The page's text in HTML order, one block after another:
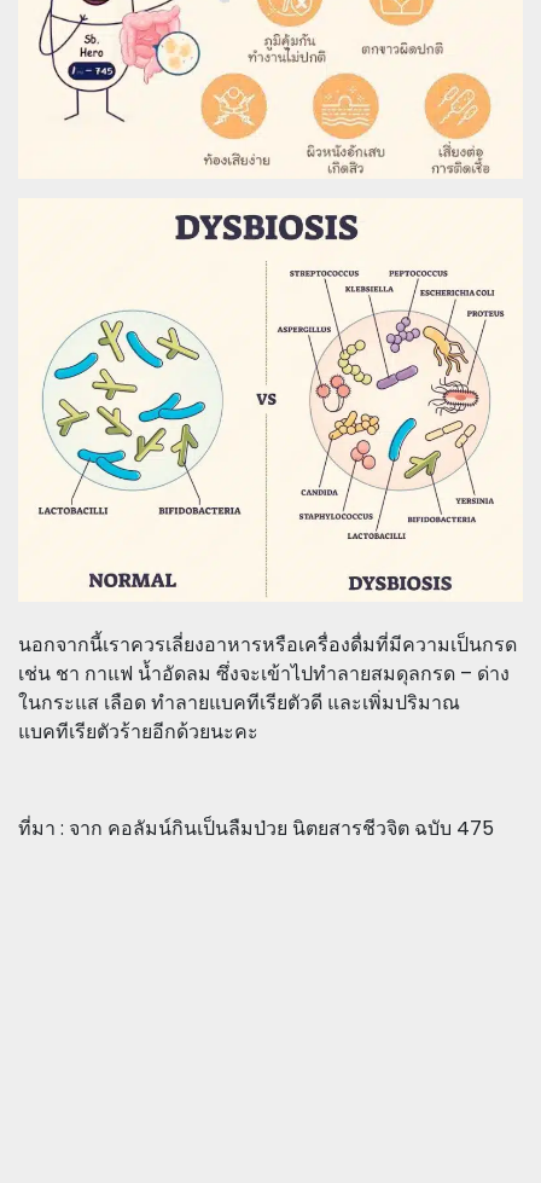
นอกจากนี้เราควรเลี่ยงอาหารหรือเครื่องดื่มที่มีความเป็นกรด
เช่น ชา กาแฟ น้ำอัดลม ซึ่งจะเข้าไปทำลายสมดุลกรด – ด่าง
ในกระแส เลือด ทำลายแบคทีเรียตัวดี และเพิ่มปริมาณ
แบคทีเรียตัวร้ายอีกด้วยนะคะ
ที่มา : จาก คอลัมน์กินเป็นลืมป่วย นิตยสารชีวจิต ฉบับ 475